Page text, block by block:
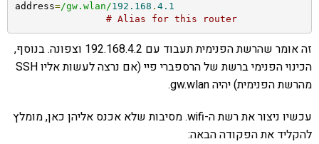
address=/gw.wlan/192.168 . 4.1
# Alias for this router
זה אומר שהרשת הפנימית תעבוד עם 192.168.4.2 וצפונה. בנוסף,
הכינוי הפנימי ברשת של הרספברי פיי (אם נרצה לעשות אליו SSH
מהרשת הפנימית) יהיה gw.wlan.
עכשיו ניצור את רשת ה-wifi. מסיבות שלא אכנס אליהן כאן, מומלץ
להקליד את הפקודה הבאה: